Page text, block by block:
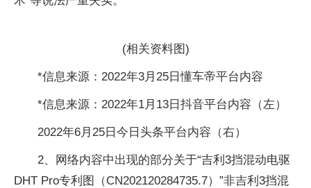
(相关资料图)
*信息来源：2022年3月25日懂车帝平台内容
*信息来源：2022年1月13日抖音平台内容（左）
2022年6月25日今日头条平台内容（右）
2、网络内容中出现的部分关于“吉利3挡混动电驱
DHT Pro专利图（CN202120284735.7）”非吉利3挡混